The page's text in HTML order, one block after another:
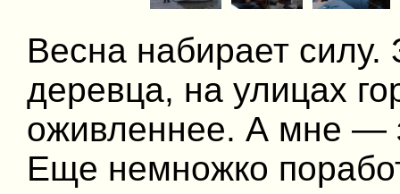
Весна набирает силу.
деревца, на улицах
оживленнее. А мне —
Еще немножко